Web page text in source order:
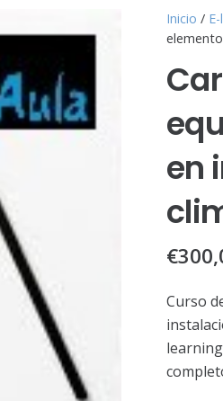
Inicio /
en
€
Curso